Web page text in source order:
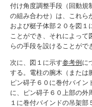
付け角度調整手段（回動規
の組み合わせ）は、これら
および梃子体部２０を図１
ことができ、それによって
らの手段を設けることがで
次に、図１に示す参考例 に
する。電柱の腕木（または
ピン碍子６０に巻付バイン
に、ピン碍子６０上部の外
１に巻付バインドの吊架部